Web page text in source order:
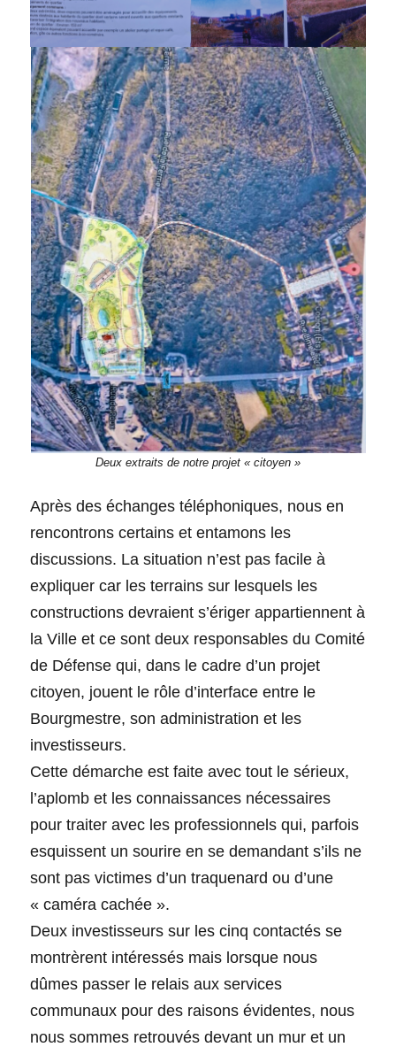
Deux extraits de notre projet « citoyen »
Après des échanges téléphoniques, nous en
rencontrons certains et entamons les
discussions. La situation n’est pas facile à
expliquer car les terrains sur lesquels les
constructions devraient s’ériger appartiennent à
la Ville et ce sont deux responsables du Comité
de Défense qui, dans le cadre d’un projet
citoyen, jouent le rôle d’interface entre le
Bourgmestre, son administration et les
investisseurs.
Cette démarche est faite avec tout le sérieux,
l’aplomb et les connaissances nécessaires
pour traiter avec les professionnels qui, parfois
esquissent un sourire en se demandant s’ils ne
sont pas victimes d’un traquenard ou d’une
« caméra cachée ».
Deux investisseurs sur les cinq contactés se
montrèrent intéressés mais lorsque nous
dûmes passer le relais aux services
communaux pour des raisons évidentes, nous
nous sommes retrouvés devant un mur et un